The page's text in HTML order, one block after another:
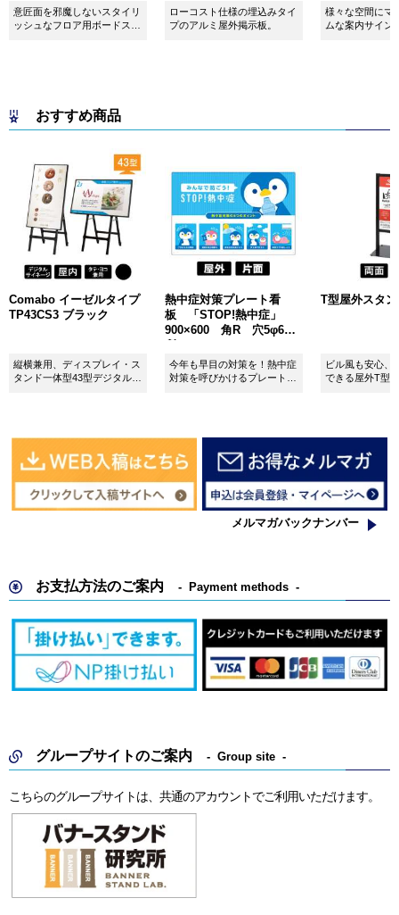
意匠面を邪魔しないスタイリ
ッシュなフロア用ボードスタ
ローコスト仕様の埋込みタイ
プのアルミ屋外掲示板。
様々な空間にマ
ムな案内サイン
おすすめ商品
Comabo イーゼルタイプ
TP43CS3 ブラック
縦横兼用、ディスプレイ・ス
タンド一体型43型デジタルサ
熱中症対策プレート看
板 「STOP!熱中症」
900×600 角R 穴5φ6カ
今年も早目の対策を！熱中症
対策を呼びかけるプレート看
T型屋外スタ
ビル風も安心、
できる屋外T型
メルマガバックナンバー
お支払方法のご案内 Payment methods
グループサイトのご案内 Group site
こちらのグループサイトは、共通のアカウントでご利用いただけます。